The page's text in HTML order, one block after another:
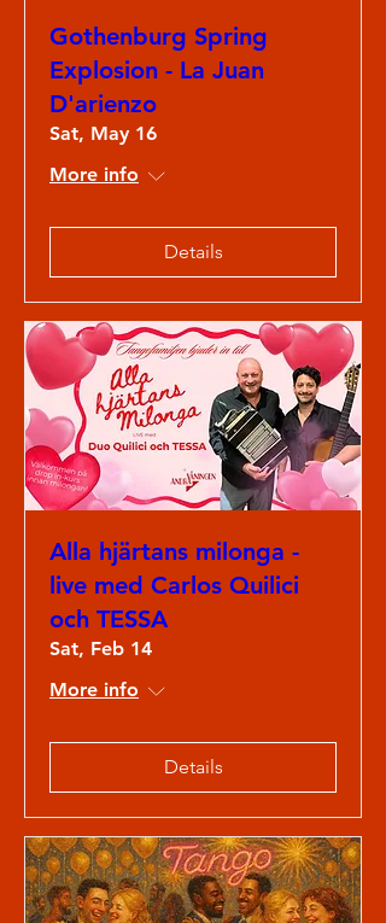
Gothenburg Spring
Explosion - La Juan
D'arienzo
Sat, May 16
More info
Details
Alla hjärtans milonga -
live med Carlos Quilici
och TESSA
Sat, Feb 14
More info
Details